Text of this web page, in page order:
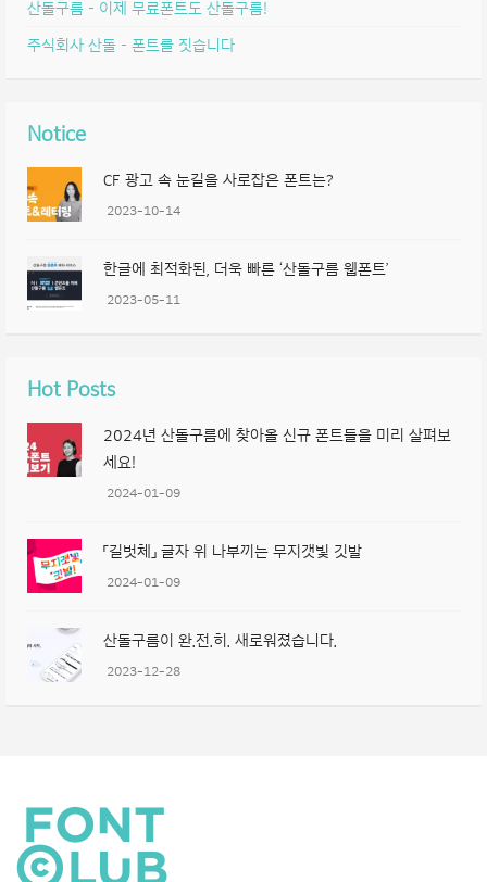
산돌구름 – 이제 무료폰트도 산돌구름!
주식회사 산돌 – 폰트를 짓습니다
Notice
CF 광고 속 눈길을 사로잡은 폰트는?
2023-10-14
한글에 최적화된, 더욱 빠른 ‘산돌구름 웹폰트’
2023-05-11
Hot Posts
2024년 산돌구름에 찾아올 신규 폰트들을 미리 살펴보
세요!
2024-01-09
「길벗체」 글자 위 나부끼는 무지갯빛 깃발
2024-01-09
산돌구름이 완.전.히. 새로워졌습니다.
2023-12-28